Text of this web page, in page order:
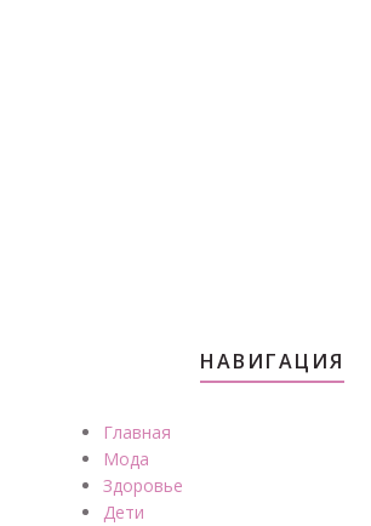
НАВИГАЦИЯ
Главная
Мода
Здоровье
Дети